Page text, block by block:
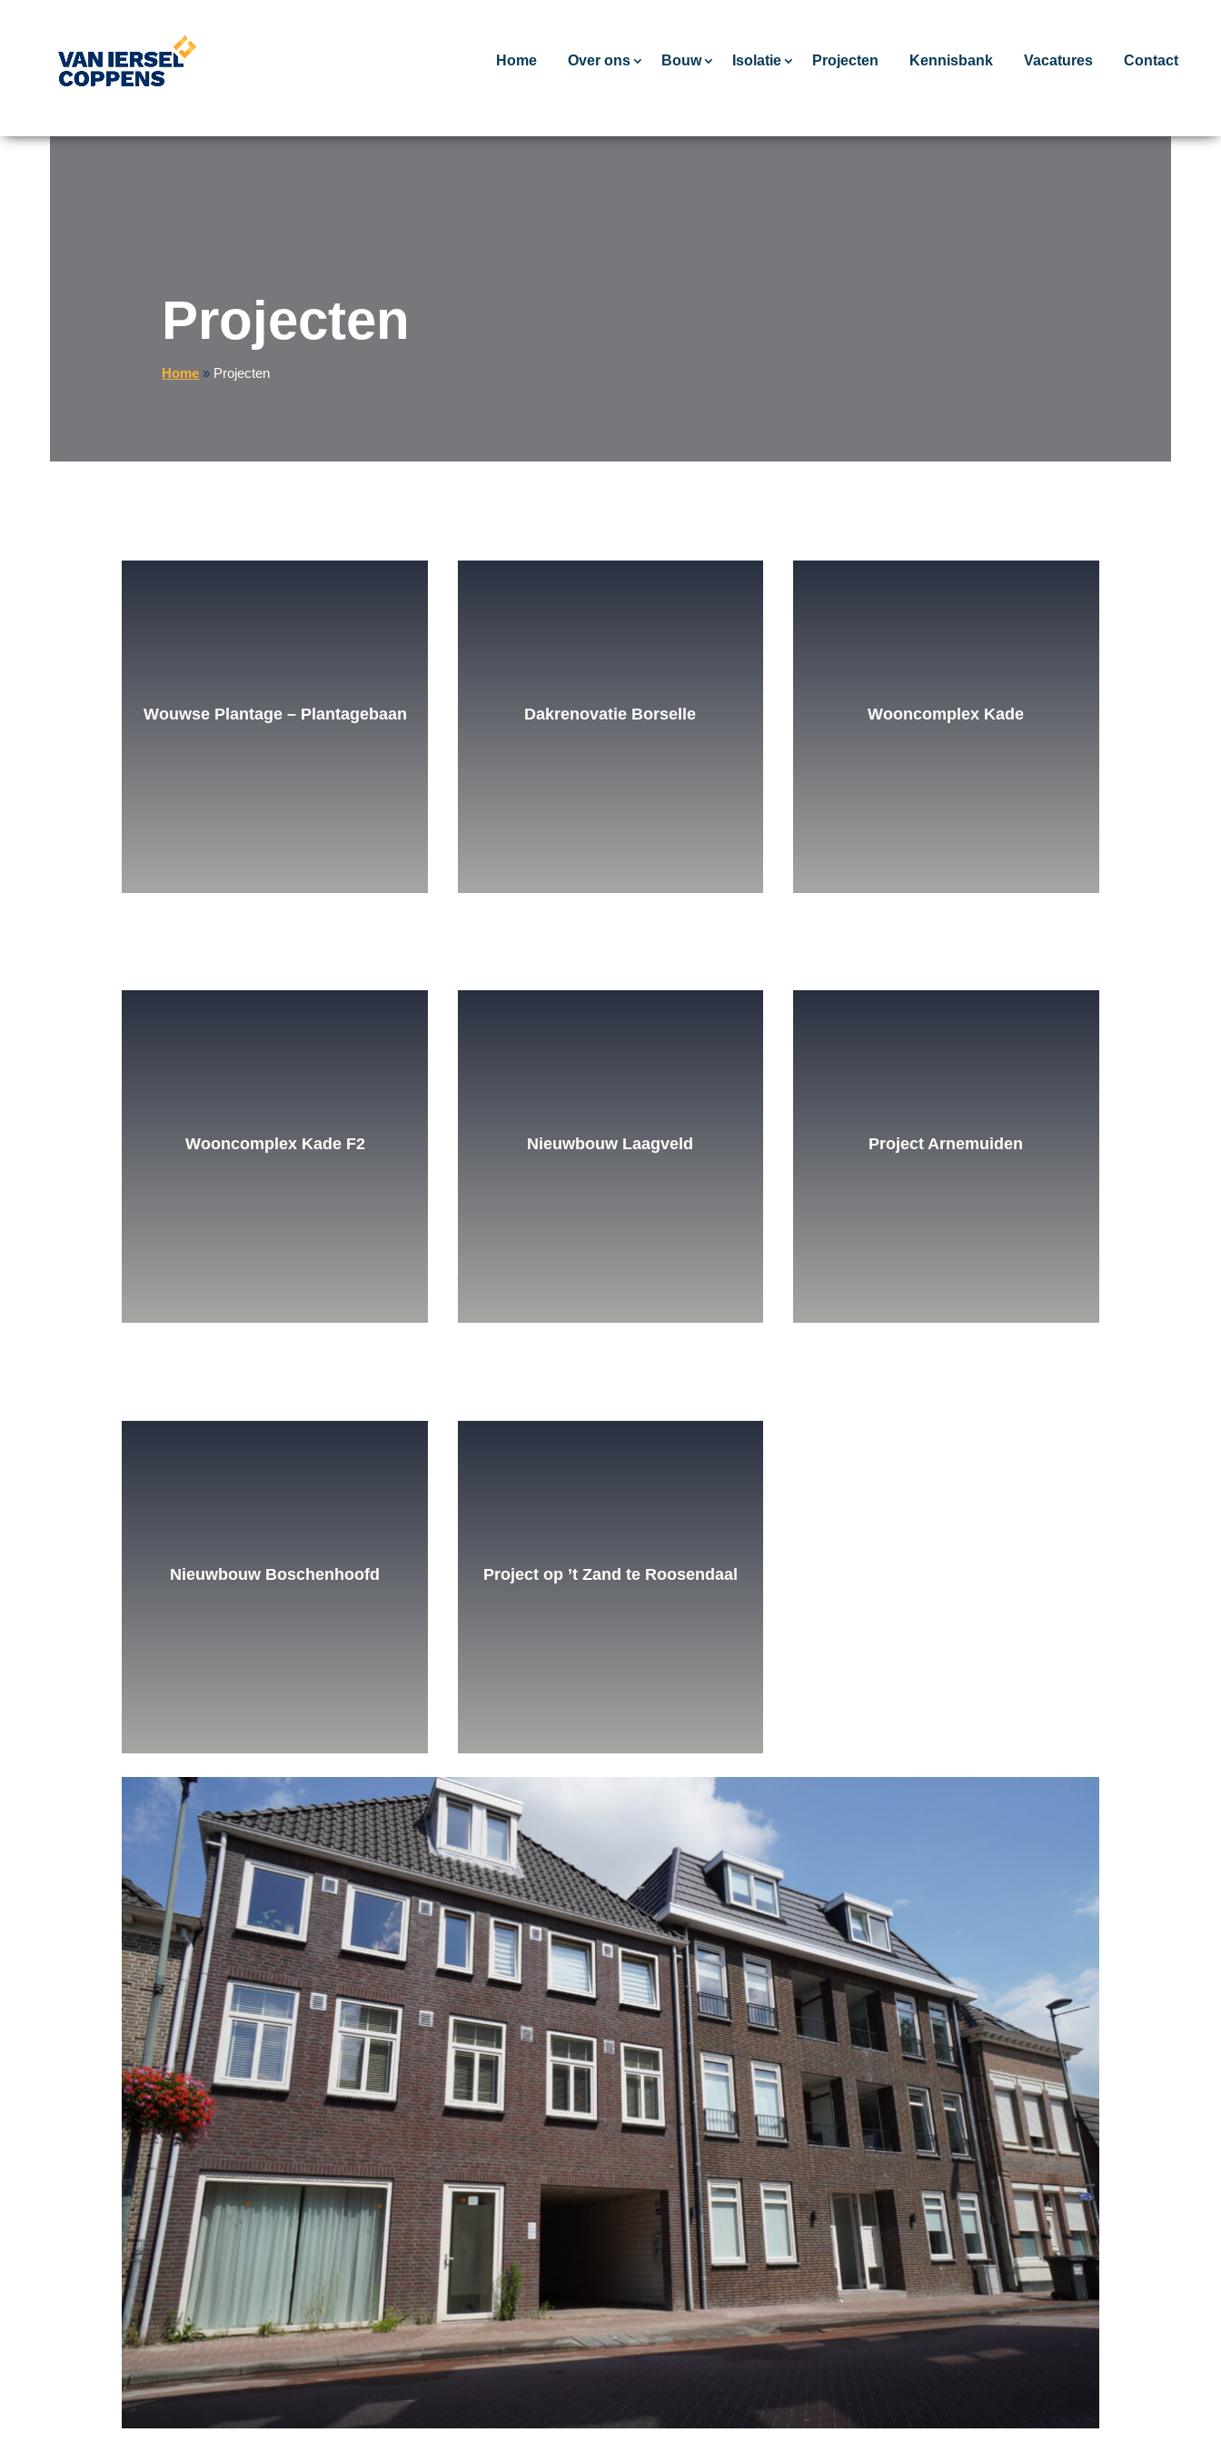
Home Over ons Bouw Isolatie Projecten Kennisbank Vacatures Contact
Projecten
Home » Projecten
Wouwse Plantage – Plantagebaan Dakrenovatie Borselle Wooncomplex Kade
Wooncomplex Kade F2 Nieuwbouw Laagveld Project Arnemuiden
Nieuwbouw Boschenhoofd Project op ’t Zand te Roosendaal